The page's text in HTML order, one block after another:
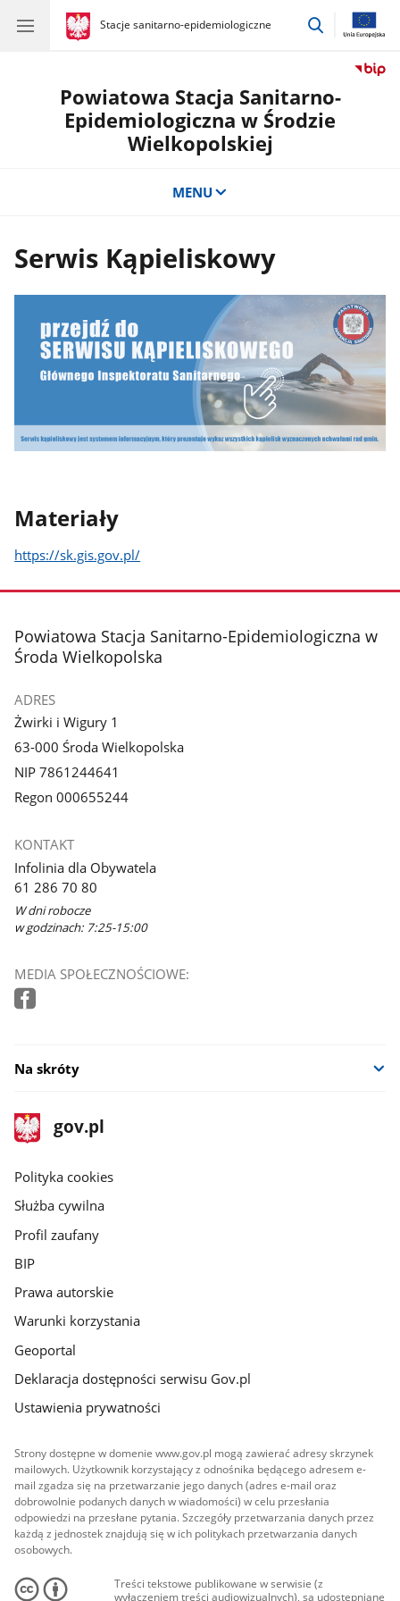
gov.pl
Stacje sanitarno-epidemiologiczne
gov.pl
Stacje
przejdź
Powiatowa Stacja Sanitarno-
Epidemiologiczna w Środzie
Wielkopolskiej
MENU
Serwis Kąpieliskowy
Materiały
https://sk.gis.gov.pl/
stopka
Powiatowa Stacja Sanitarno-Epidemiologiczna w
Środa Wielkopolska
ADRES
Żwirki i Wigury 1
63-000 Środa Wielkopolska
NIP 7861244641
Regon 000655244
KONTAKT
Infolinia dla Obywatela
61 286 70 80
W dni robocze
w godzinach: 7:25-15:00
MEDIA SPOŁECZNOŚCIOWE:
Na skróty
stopka
gov.pl
Strona
gov.pl
gov.pl
Polityka cookies
Służba cywilna
Profil zaufany
BIP
Prawa autorskie
Warunki korzystania
Geoportal
Deklaracja dostępności serwisu Gov.pl
Ustawienia prywatności
Strony dostępne w domenie www.gov.pl mogą zawierać adresy skrzynek
mailowych. Użytkownik korzystający z odnośnika będącego adresem e-
mail zgadza się na przetwarzanie jego danych (adres e-mail oraz
dobrowolnie podanych danych w wiadomości) w celu przesłania
odpowiedzi na przesłane pytania. Szczegóły przetwarzania danych przez
każdą z jednostek znajdują się w ich politykach przetwarzania danych
osobowych.
Treści tekstowe publikowane w serwisie (z
wyłączeniem treści audiowizualnych), są udostępniane